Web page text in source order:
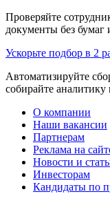
Проверяйте
документы без бумаг
Ускорьте подбор в 2
Автоматизируйте
собирайте аналитику
О компании
Наши вакансии
Партнерам
Реклама на
Новости и
Инвесторам
Кандидаты по